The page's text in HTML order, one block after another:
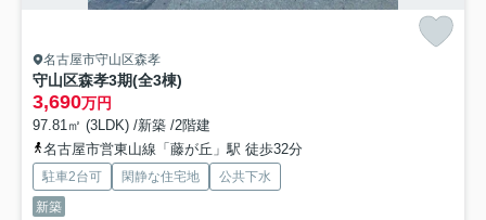
名古屋市守山区森孝
守山区森孝3期(全3棟)
3,690万円
97.81㎡ (3LDK) /新築 /2階建
名古屋市営東山線「藤が丘」駅 徒歩32分
駐車2台可 閑静な住宅地
公共下水
新築